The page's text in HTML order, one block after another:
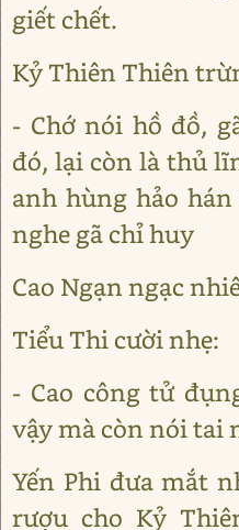
giết chết.
Kỷ Thiên Thiên
- Chớ nói hồ đồ,
đó, lại còn là thủ
anh hùng hảo
nghe gã chỉ huy
Cao Ngạn ngạc
Tiểu Thi cười nhẹ:
- Cao công tử
vậy mà còn nói tai
Yến Phi đưa mắt
rượu cho Kỷ